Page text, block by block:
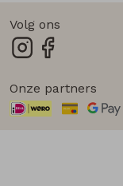
Volg ons
Onze partners